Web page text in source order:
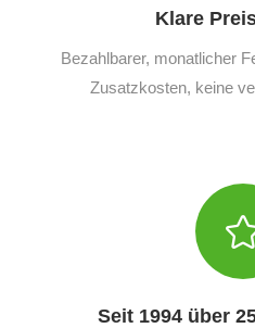
Klare
Bezahlbarer, monatlicher
Zusatzkosten, keine
Seit 1994 über